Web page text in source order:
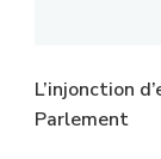
L’injonction
Parlement